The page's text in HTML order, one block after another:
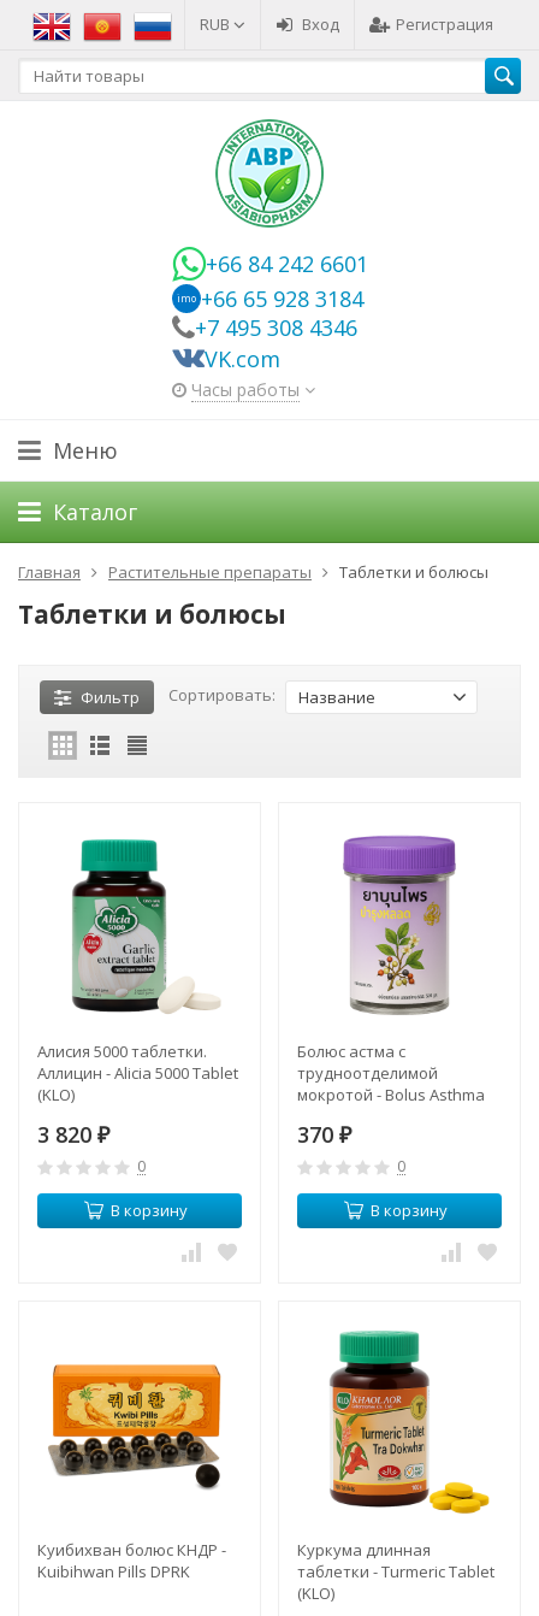
RUB Вход Регистрация
+66 84 242 6601
imo +66 65 928 3184
+7 495 308 4346
VK.com
Часы работы
Меню
Каталог
Главная Растительные препараты Таблетки и болюсы
Таблетки и болюсы
Фильтр Сортировать: Название
Алисия 5000 таблетки.
Аллицин - Alicia 5000 Tablet
(KLO)
3 820 ₽
0
В корзину
Болюс астма с
трудноотделимой
мокротой - Bolus Asthma
One)
370 ₽
0
В корзину
Куибихван болюс КНДР -
Kuibihwan Pills DPRK
Куркума длинная
таблетки - Turmeric Tablet
(KLO)